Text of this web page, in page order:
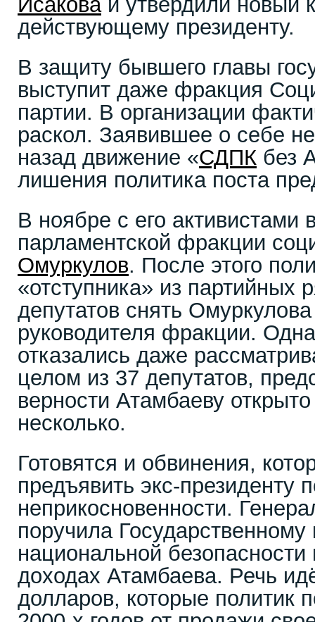
действующему президенту.
В защиту бывшего главы
выступит даже фракция
партии. В организации
раскол. Заявившее о себе
назад движение «СДПК без
лишения политика поста
В ноябре с его активистами
парламентской фракции
Омуркулов. После этого
«отступника» из партийных
депутатов снять
руководителя фракции.
отказались даже
целом из 37 депутатов,
верности Атамбаеву
несколько.
Готовятся и обвинения,
предъявить экс-президенту
неприкосновенности.
поручила Государственному
национальной
доходах Атамбаева. Речь
долларов, которые политик